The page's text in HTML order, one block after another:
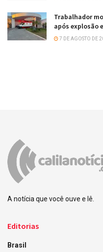
Trabalhador
após explosão
7 DE AGOSTO DE
A notícia que você ouve e lê.
Editorias
Brasil